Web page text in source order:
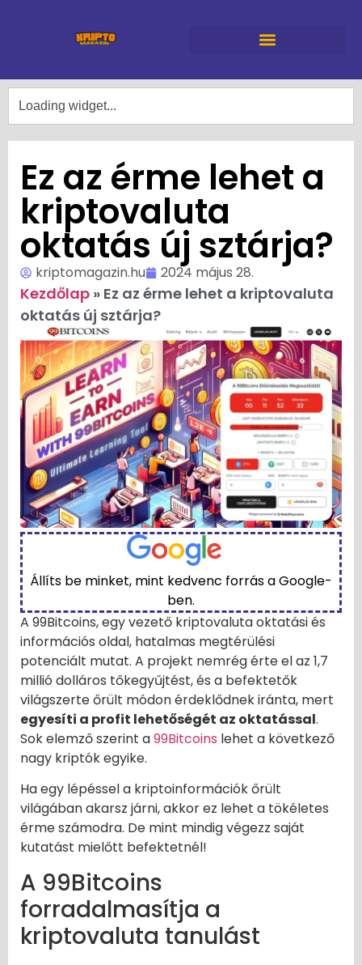
Ez az érme lehet a
kriptovaluta
oktatás új sztárja?
kriptomagazin.hu 2024 május 28.
Kezdőlap » Ez az érme lehet a kriptovaluta
oktatás új sztárja?
Állíts be minket, mint kedvenc forrás a Google-
ben.
A 99Bitcoins, egy vezető kriptovaluta oktatási és
információs oldal, hatalmas megtérülési
potenciált mutat. A projekt nemrég érte el az 1,7
millió dolláros tőkegyűjtést, és a befektetők
világszerte őrült módon érdeklődnek iránta, mert
egyesíti a profit lehetőségét az oktatással.
Sok elemző szerint a99Bitcoins lehet a következő
nagy kriptók egyike.
Ha egy lépéssel a kriptoinformációk őrült
világában akarsz járni, akkor ez lehet a tökéletes
érme számodra. De mint mindig végezz saját
kutatást mielőtt befektetnél!
A 99Bitcoins
forradalmasítja a
kriptovaluta tanulást